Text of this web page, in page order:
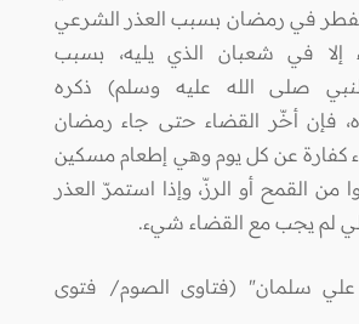
تفطر في رمضان بسبب العذر الشرعي
إلا في شعبان الذي يليه، بسبب
صلى الله عليه وسلم) ذكره
فإن أخّر القضاء حتى جاء رمضان
كفارة عن كل يوم وهي إطعام مسكين
القمح أو الرزّ، وإذا استمرّ العذر
لم يجب مع القضاء شيء.
علي سلمان" (فتاوى الصوم/ فتوى